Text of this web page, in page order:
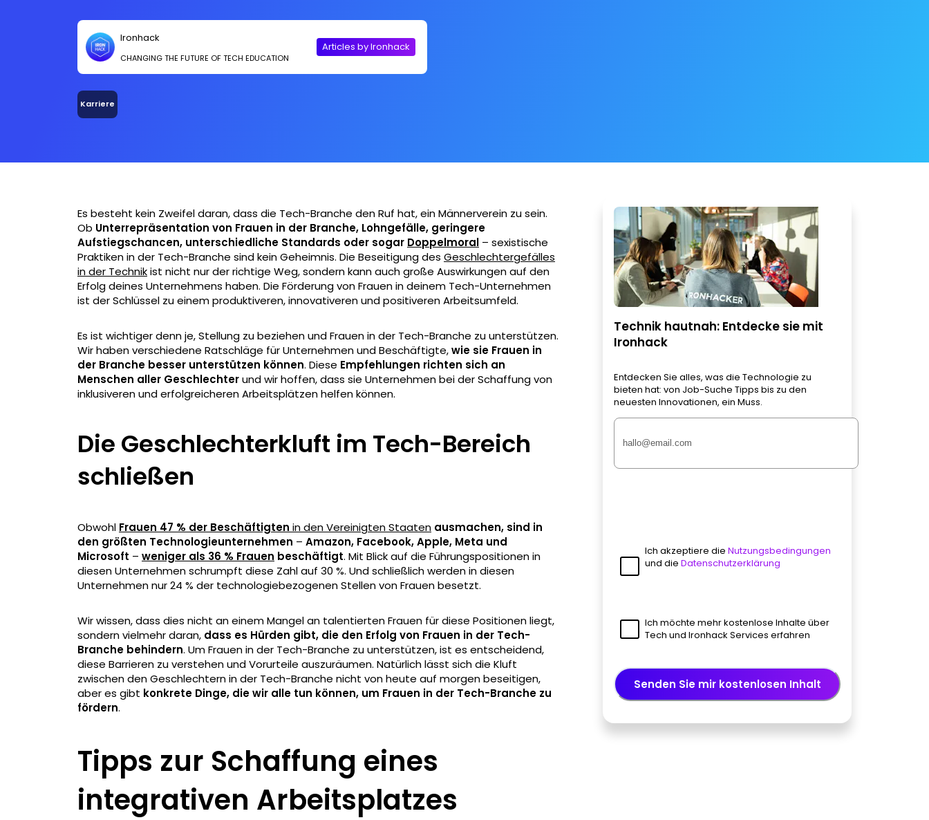
Ironhack
CHANGING THE FUTURE OF TECH EDUCATION
Articles by Ironhack
Karriere
Es besteht kein Zweifel daran, dass die Tech-Branche den Ruf hat, ein Männerverein zu sein.
Ob Unterrepräsentation von Frauen in der Branche, Lohngefälle, geringere
Aufstiegschancen, unterschiedliche Standards oder sogar Doppelmoral – sexistische
Praktiken in der Tech-Branche sind kein Geheimnis. Die Beseitigung des Geschlechtergefälles
in der Technikist nicht nur der richtige Weg, sondern kann auch große Auswirkungen auf den
Erfolg deines Unternehmens haben. Die Förderung von Frauen in deinem Tech-Unternehmen
ist der Schlüssel zu einem produktiveren, innovativeren und positiveren Arbeitsumfeld.
Es ist wichtiger denn je, Stellung zu beziehen und Frauen in der Tech-Branche zu unterstützen.
Wir haben verschiedene Ratschläge für Unternehmen und Beschäftigte,wie sie Frauen in
der Branche besser unterstützen können. Diese Empfehlungen richten sich an
Menschen aller Geschlechterund wir hoffen, dass sie Unternehmen bei der Schaffung von
inklusiveren und erfolgreicheren Arbeitsplätzen helfen können.
Die Geschlechterkluft im Tech-Bereich
schließen
Obwohl Frauen 47 % der Beschäftigten in den Vereinigten Staaten ausmachen, sind in
den größten Technologieunternehmen – Amazon, Facebook, Apple, Meta und
Microsoft – weniger als 36 % Frauen beschäftigt. Mit Blick auf die Führungspositionen in
diesen Unternehmen schrumpft diese Zahl auf 30 %. Und schließlich werden in diesen
Unternehmen nur 24 % der technologiebezogenen Stellen von Frauen besetzt.
Wir wissen, dass dies nicht an einem Mangel an talentierten Frauen für diese Positionen liegt,
sondern vielmehr daran, dass es Hürden gibt, die den Erfolg von Frauen in der Tech-
Branche behindern. Um Frauen in der Tech-Branche zu unterstützen, ist es entscheidend,
diese Barrieren zu verstehen und Vorurteile auszuräumen. Natürlich lässt sich die Kluft
zwischen den Geschlechtern in der Tech-Branche nicht von heute auf morgen beseitigen,
aber es gibt konkrete Dinge, die wir alle tun können, um Frauen in der Tech-Branche zu
fördern.
Tipps zur Schaffung eines
integrativen Arbeitsplatzes
Technik hautnah: Entdecke sie mit
Ironhack
Entdecken Sie alles, was die Technologie zu
bieten hat: von Job-Suche Tipps bis zu den
neuesten Innovationen, ein Muss.
Ich akzeptiere die Nutzungsbedingungen
und die Datenschutzerklärung
Ich möchte mehr kostenlose Inhalte über
Tech und Ironhack Services erfahren
Senden Sie mir kostenlosen Inhalt